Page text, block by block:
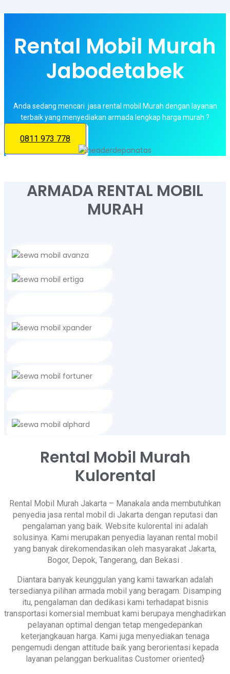
Rental Mobil Murah
Jabodetabek
Anda sedang mencari jasa rental mobil Murah dengan layanan
terbaik yang menyediakan armada lengkap harga murah ?
0811 973 778
ARMADA RENTAL MOBIL
MURAH
Rental Mobil Murah
Kulorental
Rental Mobil Murah Jakarta – Manakala anda membutuhkan
penyedia jasa rental mobil di Jakarta dengan reputasi dan
pengalaman yang baik. Website kulorental ini adalah
solusinya. Kami merupakan penyedia layanan rental mobil
yang banyak direkomendasikan oleh masyarakat Jakarta,
Bogor, Depok, Tangerang, dan Bekasi .
Diantara banyak keunggulan yang kami tawarkan adalah
tersedianya pilihan armada mobil yang beragam. Disamping
itu, pengalaman dan dedikasi kami terhadapat bisnis
transportasi komersial membuat kami berupaya menghadirkan
pelayanan optimal dengan tetap mengedepankan
keterjangkauan harga. Kami juga menyediakan tenaga
pengemudi dengan attitude baik yang berorientasi kepada
layanan pelanggan berkualitas Customer oriented}